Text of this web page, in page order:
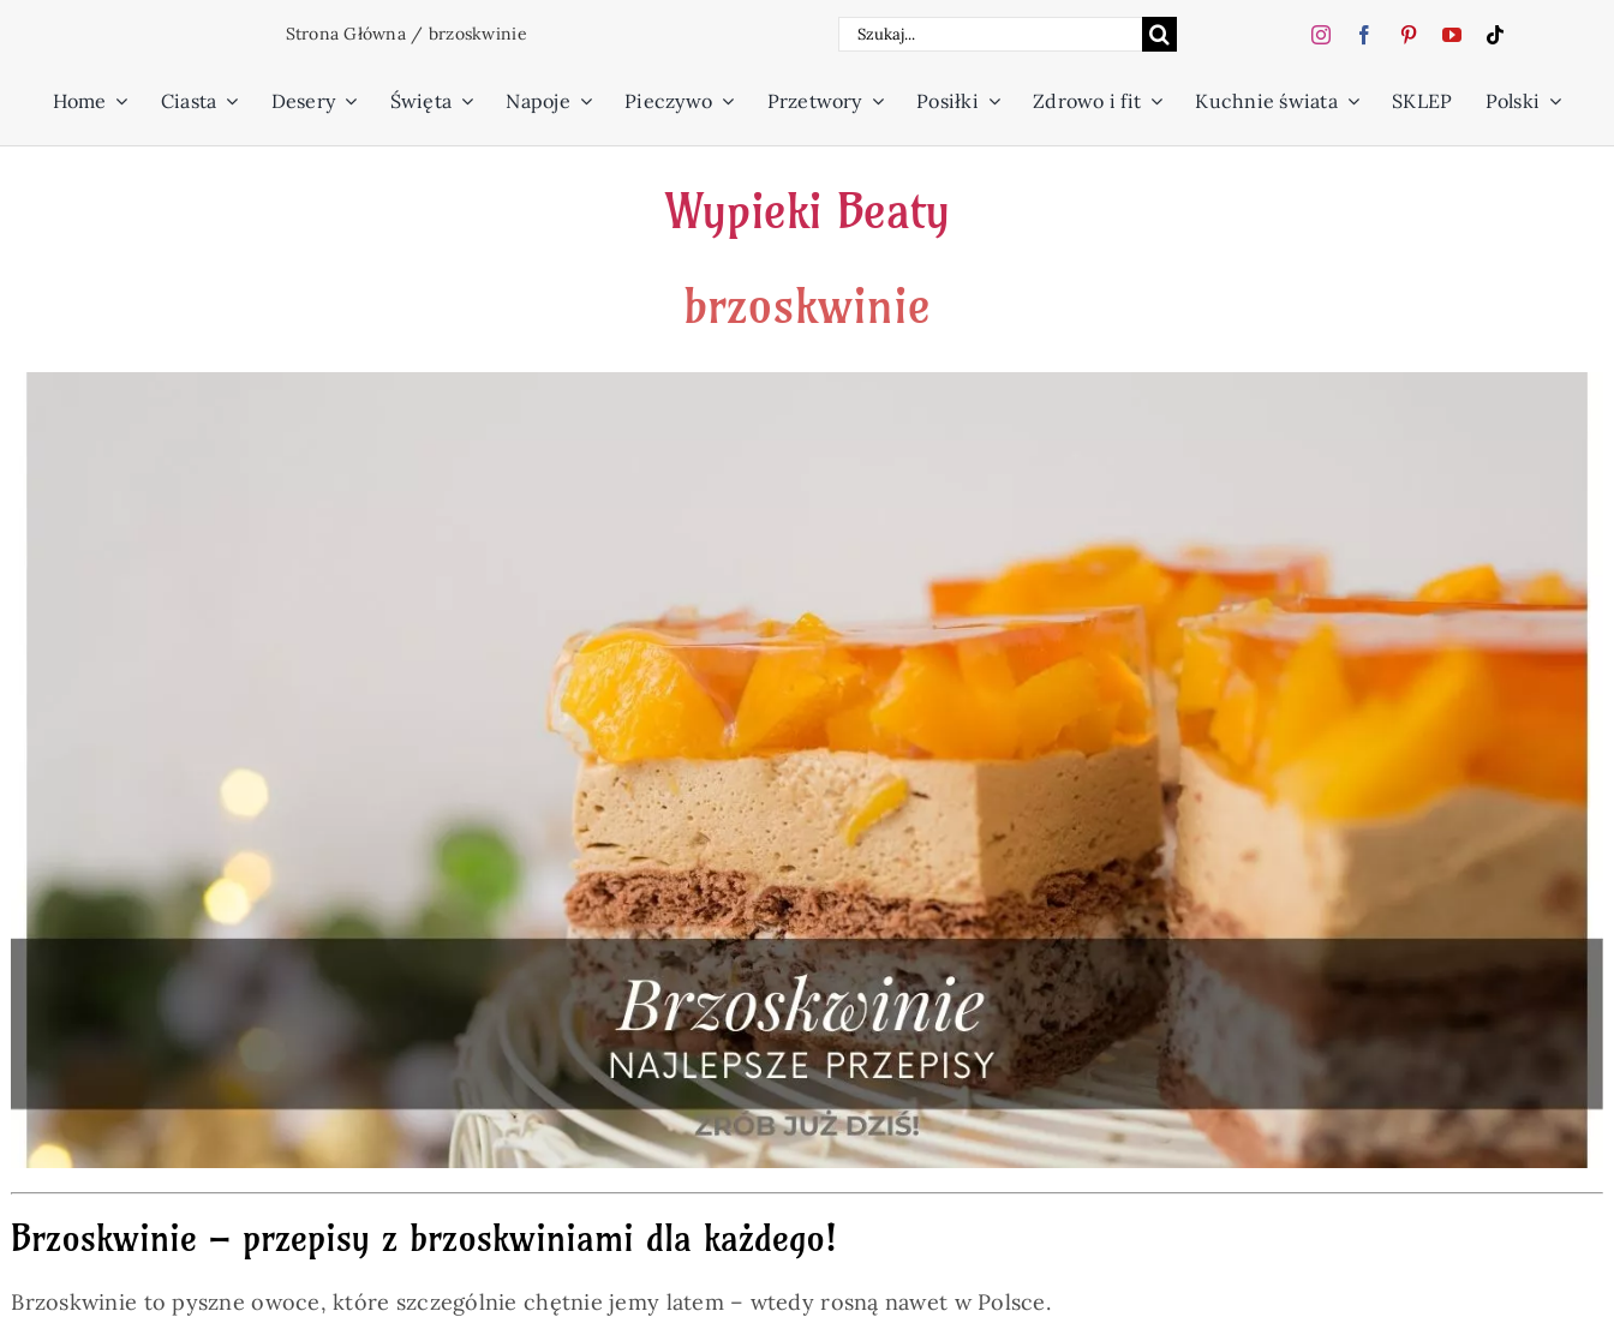
Strona Główna / brzoskwinie Szukaj
Home Ciasta Desery Święta Napoje Pieczywo Przetwory Posiłki Zdrowo i fit Kuchnie świata SKLEP Polski
Wypieki Beaty
brzoskwinie
Brzoskwinie – przepisy z brzoskwiniami dla każdego!
Brzoskwinie to pyszne owoce, które szczególnie chętnie jemy latem – wtedy rosną nawet w Polsce.